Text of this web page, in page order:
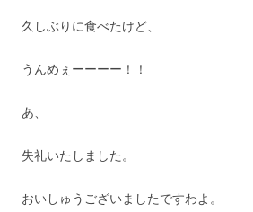
久しぶりに食べたけど、
うんめぇーーーー！！
あ、
失礼いたしました。
おいしゅうございましたですわよ。